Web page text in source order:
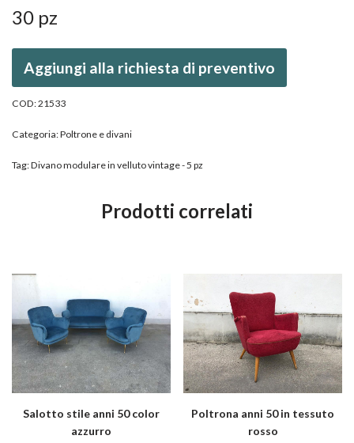
30 pz
Aggiungi alla richiesta di preventivo
COD:21533
Categoria:Poltrone e divani
Tag:Divano modulare in velluto vintage - 5 pz
Prodotti correlati
Salotto stile anni 50 color
azzurro
Poltrona anni 50 in tessuto
rosso